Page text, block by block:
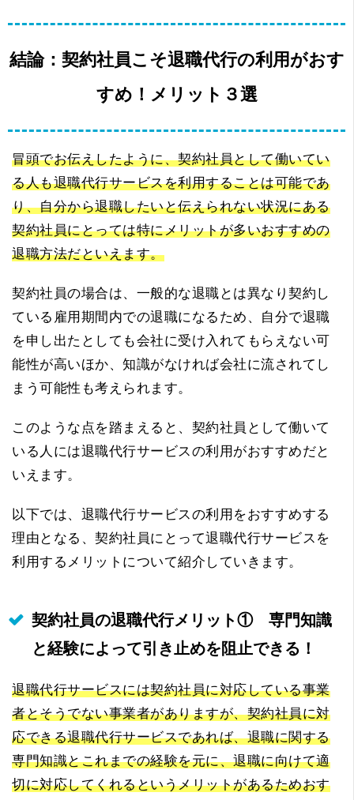
結論：契約社員こそ退職代行の利用がおす
すめ！メリット３選
冒頭でお伝えしたように、契約社員として働いてい
る人も退職代行サービスを利用することは可能であ
り、自分から退職したいと伝えられない状況にある
契約社員にとっては特にメリットが多いおすすめの
退職方法だといえます。
契約社員の場合は、一般的な退職とは異なり契約し
ている雇用期間内での退職になるため、自分で退職
を申し出たとしても会社に受け入れてもらえない可
能性が高いほか、知識がなければ会社に流されてし
まう可能性も考えられます。
このような点を踏まえると、契約社員として働いて
いる人には退職代行サービスの利用がおすすめだと
いえます。
以下では、退職代行サービスの利用をおすすめする
理由となる、契約社員にとって退職代行サービスを
利用するメリットについて紹介していきます。
契約社員の退職代行メリット① 専門知識
と経験によって引き止めを阻止できる！
退職代行サービスには契約社員に対応している事業
者とそうでない事業者がありますが、契約社員に対
応できる退職代行サービスであれば、退職に関する
専門知識とこれまでの経験を元に、退職に向けて適
切に対応してくれるというメリットがあるためおす